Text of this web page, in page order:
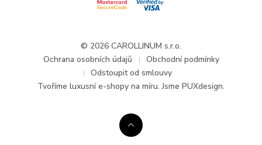
© 2026 CAROLLINUM s.r.o.
Ochrana osobních údajů
Obchodní podmínky
Odstoupit od smlouvy
Tvoříme luxusní e-shopy na míru. Jsme PUXdesign.